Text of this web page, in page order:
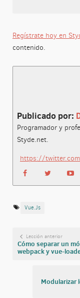
Regístrate hoy en
contenido.
Publicado por:
Programador y
Styde.net.
https://
Vue.js
Lección anterior
Cómo separar un
webpack y vue-
Modularizar